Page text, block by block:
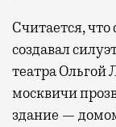
Считается,
создавал
театра
москвичи
здание —